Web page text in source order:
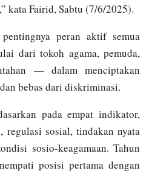
kata Fairid, Sabtu (7/6/2025).
peran aktif semua
dari tokoh agama, pemuda,
— dalam menciptakan
bebas dari diskriminasi.
pada empat indikator,
regulasi sosial, tindakan nyata
sosio-keagamaan. Tahun
posisi pertama dengan